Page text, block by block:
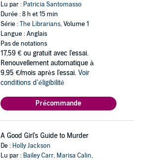
Lu par : Patricia Santomasso
Durée : 8 h et 15 min
Série :The Librarians, Volume 1
Langue : Anglais
Pas de notations
17,59 € ou gratuit avec l'essai.
Renouvellement automatique à
9,95 €/mois après l'essai. Voir
conditions d'éligibilité
Précommande
A Good Girl's Guide to Murder
De : Holly Jackson
Lu par : Bailey Carr, Marisa Calin,